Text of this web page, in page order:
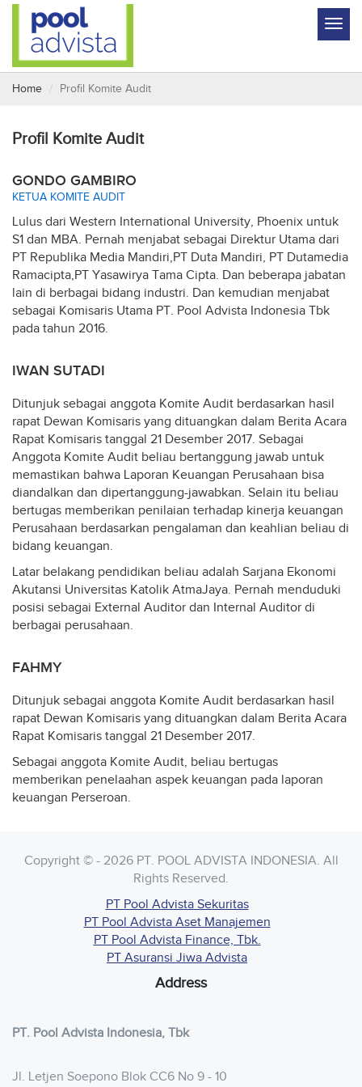
Home Profil Komite Audit
Profil Komite Audit
GONDO GAMBIRO
KETUA KOMITE AUDIT
Lulus dari Western International University, Phoenix untuk
S1 dan MBA. Pernah menjabat sebagai Direktur Utama dari
PT Republika Media Mandiri,PT Duta Mandiri, PT Dutamedia
Ramacipta,PT Yasawirya Tama Cipta. Dan beberapa jabatan
lain di berbagai bidang industri. Dan kemudian menjabat
sebagai Komisaris Utama PT. Pool Advista Indonesia Tbk
pada tahun 2016.
IWAN SUTADI
Ditunjuk sebagai anggota Komite Audit berdasarkan hasil
rapat Dewan Komisaris yang dituangkan dalam Berita Acara
Rapat Komisaris tanggal 21 Desember 2017. Sebagai
Anggota Komite Audit beliau bertanggung jawab untuk
memastikan bahwa Laporan Keuangan Perusahaan bisa
diandalkan dan dipertanggung-jawabkan. Selain itu beliau
bertugas memberikan penilaian terhadap kinerja keuangan
Perusahaan berdasarkan pengalaman dan keahlian beliau di
bidang keuangan.
Latar belakang pendidikan beliau adalah Sarjana Ekonomi
Akutansi Universitas Katolik AtmaJaya. Pernah menduduki
posisi sebagai External Auditor dan Internal Auditor di
berbagai perusahaan.
FAHMY
Ditunjuk sebagai anggota Komite Audit berdasarkan hasil
rapat Dewan Komisaris yang dituangkan dalam Berita Acara
Rapat Komisaris tanggal 21 Desember 2017.
Sebagai anggota Komite Audit, beliau bertugas
memberikan penelaahan aspek keuangan pada laporan
keuangan Perseroan.
Copyright © - 2026 PT. POOL ADVISTA INDONESIA. All
Rights Reserved.
PT Pool Advista Sekuritas
PT Pool Advista Aset Manajemen
PT Pool Advista Finance, Tbk.
PT Asuransi Jiwa Advista
Address
PT. Pool Advista Indonesia, Tbk
Jl. Letjen Soepono Blok CC6 No 9 - 10